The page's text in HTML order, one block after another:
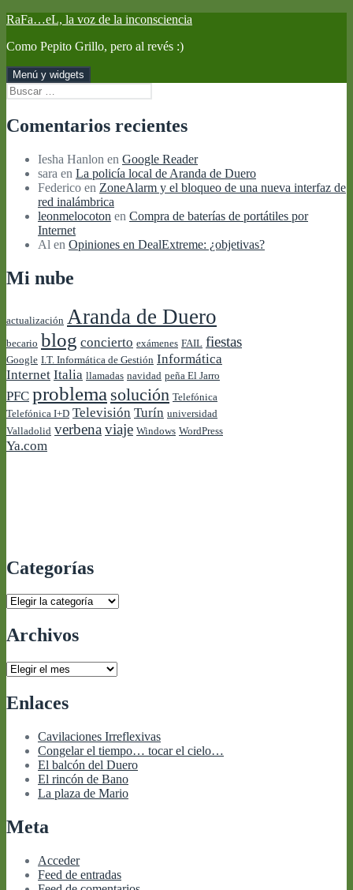
Saltar
contenido
RaFa…eL, la voz de la inconsciencia
Como Pepito Grillo, pero al revés :)
Menú y widgets
Buscar:
Comentarios recientes
Iesha Hanlon en Google Reader
sara en La policía local de Aranda de Duero
Federico en ZoneAlarm y el bloqueo de una nueva interfaz de
red inalámbrica
leonmelocoton en Compra de baterías de portátiles por
Internet
Al en Opiniones en DealExtreme: ¿objetivas?
Mi nube
actualización Aranda de Duero
becario blog concierto exámenes FAIL fiestas
Google I.T. Informática de Gestión Informática
Internet Italia llamadas navidad peña El Jarro
PFC problema solución Telefónica
Telefónica I+D Televisión Turín universidad
Valladolid verbena viaje Windows WordPress
Ya.com
Categorías
Categorías
Archivos
Archivos
Enlaces
Cavilaciones Irreflexivas
Congelar el tiempo… tocar el cielo…
El balcón del Duero
El rincón de Bano
La plaza de Mario
Meta
Acceder
Feed de entradas